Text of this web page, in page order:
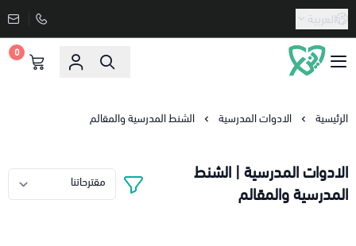
العربية
دنيا الاسعار
0
الرئيسية الادوات المدرسية الشنط المدرسية والمقالم
الادوات المدرسية | الشنط
المدرسية والمقالم